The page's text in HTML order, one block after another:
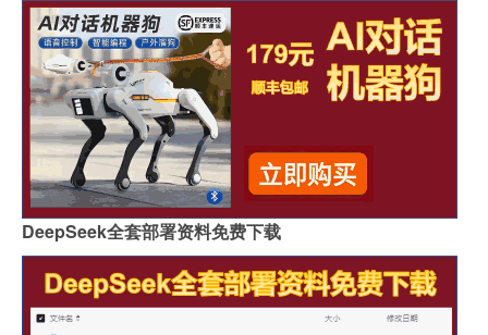
DeepSeek全套部署资料免费下载